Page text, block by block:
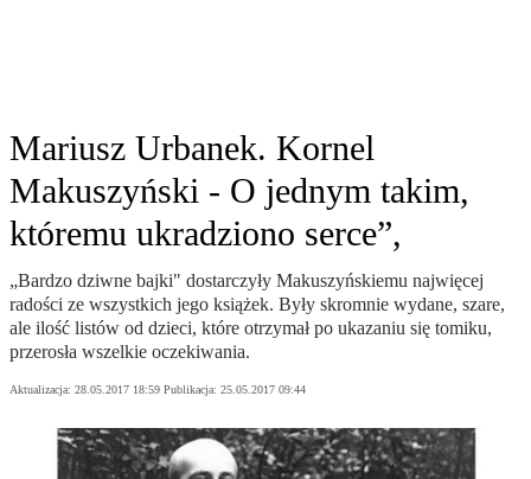
Mariusz Urbanek. Kornel
Makuszyński - O jednym takim,
któremu ukradziono serce”,
„Bardzo dziwne bajki" dostarczyły Makuszyńskiemu najwięcej
radości ze wszystkich jego książek. Były skromnie wydane, szare,
ale ilość listów od dzieci, które otrzymał po ukazaniu się tomiku,
przerosła wszelkie oczekiwania.
Aktualizacja: 28.05.2017 18:59 Publikacja: 25.05.2017 09:44